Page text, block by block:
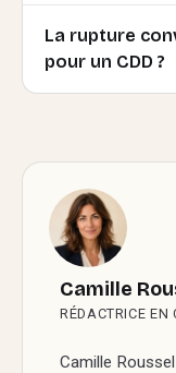
La rupture
pour un CDD ?
Camille
RÉDACTRICE EN
Camille